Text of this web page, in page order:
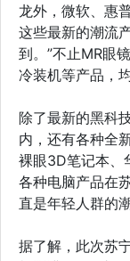
龙外，微软、惠
这些最新的潮流
到。”不止MR眼
冷装机等产品，
除了最新的黑科
内，还有各种全
裸眼3D笔记本、
各种电脑产品在
直是年轻人群的
据了解，此次苏